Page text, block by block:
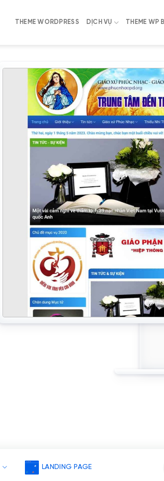
THEME WORDPRESS DỊCH VỤ THEME WP
LANDING PAGE